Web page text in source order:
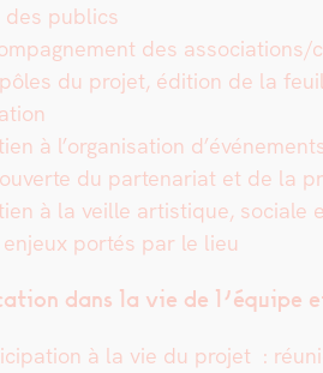
des publics
des
du pro­jet, édi­tion de la
à l’organisation
du parte­nar­i­at et de la
à la veille artis­tique, sociale
portés par le lieu
dans la vie de l’équipe
à la vie du pro­jet :